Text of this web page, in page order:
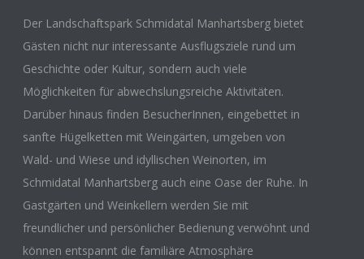
Der Landschaftspark Schmidatal Manhartsberg bietet
Gästen nicht nur interessante Ausflugsziele rund um
Geschichte oder Kultur, sondern auch viele
Möglichkeiten für abwechslungsreiche Aktivitäten.
Darüber hinaus finden BesucherInnen, eingebettet in
sanfte Hügelketten mit Weingärten, umgeben von
Wald- und Wiese und idyllischen Weinorten, im
Schmidatal Manhartsberg auch eine Oase der Ruhe. In
Gastgärten und Weinkellern werden Sie mit
freundlicher und persönlicher Bedienung verwöhnt und
können entspannt die familiäre Atmosphäre